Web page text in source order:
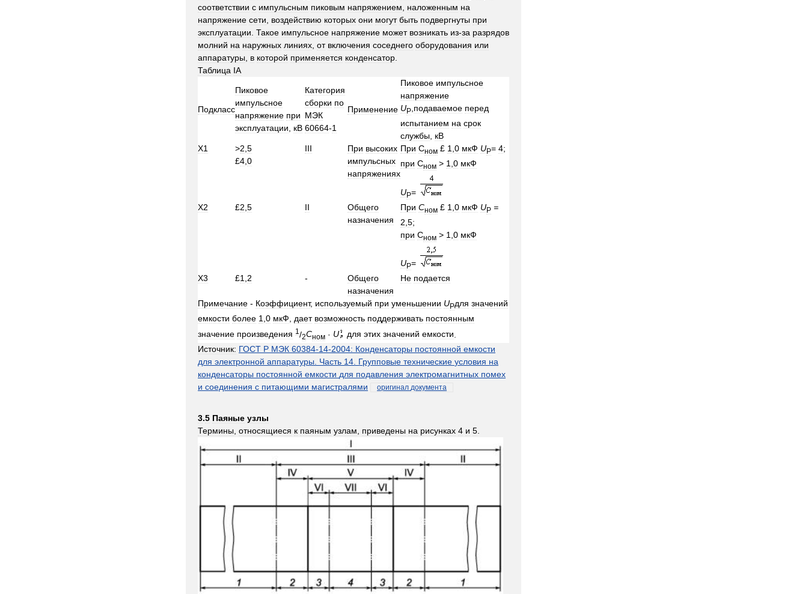
соответствии с импульсным пиковым напряжением наложенным на
напряжение сети воздействию которых они могут быть подвергнуты при
эксплуатации Такое импульсное напряжение может возникать из-за разрядов
молний на наружных линиях от включения соседнего оборудования или
аппаратуры
в которой применяется конденсатор
Таблица IA
Подкласс
Пиковое
импульсное
напряжение при
эксплуатации
кВ
Категория
сборки по
МЭК
60664-1
Применение
Пиковое импульсное
напряжение
UP подаваемое перед
испытанием на срок
службы кВ
Х1
>2 5
£4 0
III При высоких
импульсных
напряжениях
При Сном £ 1 0 мкФ UР= 4;
при Сном > 1 0 мкФ
UР=
Х2
£2 5 II
Общего
назначения
При Сном £ 1 0 мкФ UР =
2 5;
при Сном > 1 0 мкФ
UР=
Х3
£1 2 -
Общего
назначения
Не подается
Примечание - Коэффициент, используемый при уменьшении UРдля значений
емкости более 1 0 мкФ дает возможность поддерживать постоянным
значение произведения 1 /2Сном · U для этих значений емкости
Источник: ГОСТ Р МЭК 60384-14-2004: Конденсаторы постоянной емкости
для электронной аппаратуры Часть 14 Групповые технические условия на
конденсаторы постоянной емкости для подавления электромагнитных помех
и соединения с питающими магистралями оригинал документа
3.5 Паяные узлы
Термины относящиеся к паяным узлам приведены на рисунках 4 и 5